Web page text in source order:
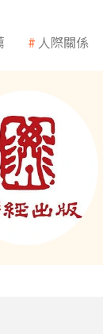
人際關係